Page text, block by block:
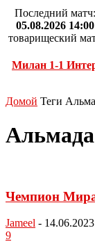
Последний матч:
05.08.2026 14:00
товарищеский
Милан 1-1
Домой Теги
Альмада
Чемпион
Jameel - 14.06.2023
9